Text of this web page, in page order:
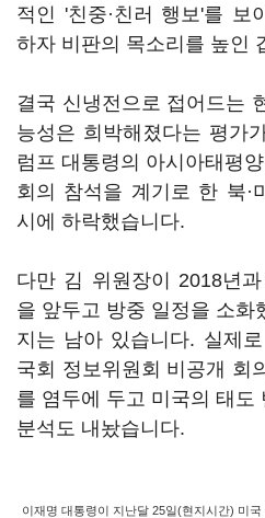
적인 '친중·친러 행보'를 보
하자 비판의 목소리를 높인
결국 신냉전으로 접어드는
능성은 희박해졌다는 평가
럼프 대통령의 아시아태평
회의 참석을 계기로 한 북·
시에 하락했습니다.
다만 김 위원장이 2018년
을 앞두고 방중 일정을 소화
지는 남아 있습니다. 실제
국회 정보위원회 비공개 회
를 염두에 두고 미국의 태도
분석도 내놨습니다.
이재명 대통령이 지난달 25일(현지시간) 미